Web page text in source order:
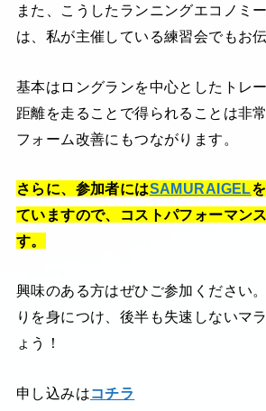
また、こうしたランニングエコノミ
は、私が主催している練習会でもお
基本はロングランを中心としたトレ
距離を走ることで得られることは非
フォーム改善にもつながります。
さらに、参加者にはSAMURAIGEL
ていますので、コストパフォーマン
す。
興味のある方はぜひご参加ください
りを身につけ、後半も失速しないマ
ょう！
申し込みはコチラ